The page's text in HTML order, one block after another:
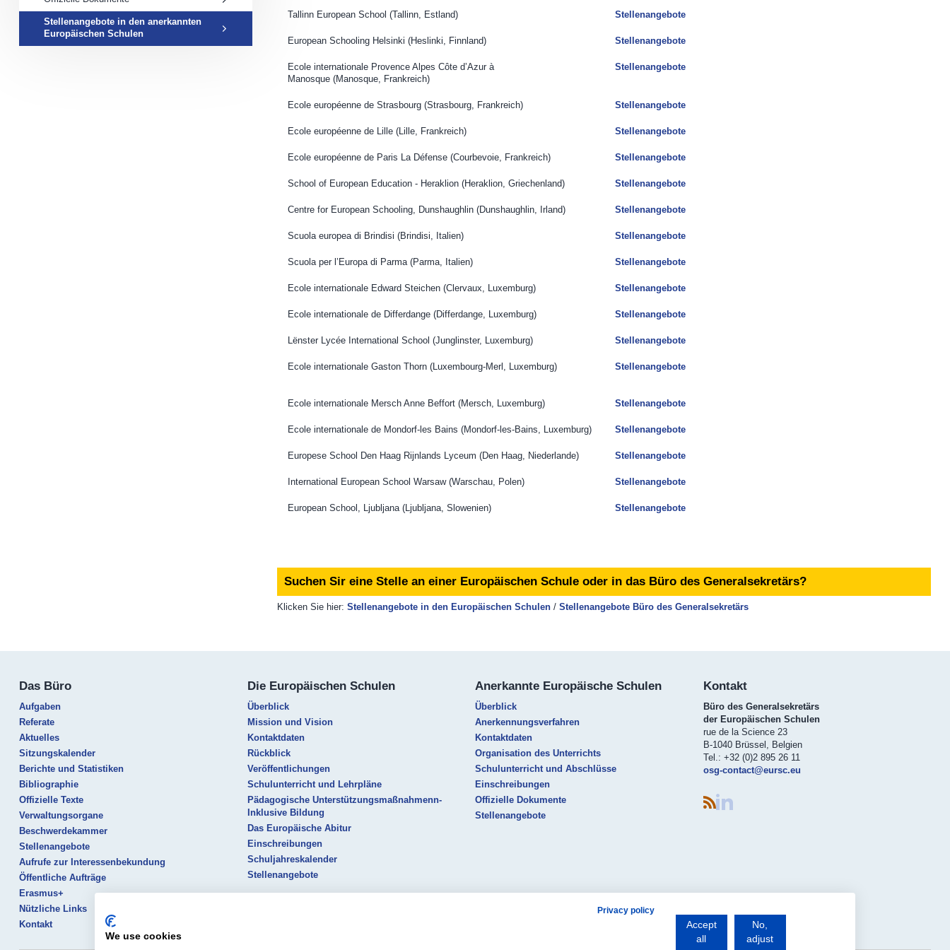
Privacy policy
We use cookies
Accept
all
No,
adjust
Stellenangebote in den anerkannten
Europäischen Schulen
​Tallinn European School (Tallinn, Estland) Stellenangebote
​European Schooling Helsinki (Heslinki, Finnland) ​Stellenangebote
​Ecole internationale Provence Alpes Côte d’Azur à
Manosque (Manosque,
Frankreich)
​Stellenangebote
​Ecole européenne de Strasbourg (Strasbourg, Frankreich) Stellenangebote
Ecole européenne de Lille (Lille, Frankreich) Stellenangebote
Ecole européenne de Paris La Défense​ (Courbevoie, Frankreich) Stellenangebote
​School of European Education - Heraklion (Heraklion, Griechenland) Stellenangebote
​Centre for European Schooling, Dunshaughlin (Dunshaughlin, Irland) Stellenangebote
​Scuola europea di Brindisi (Brindisi, Italien) Stellenangebote
Scuola per l’Europa di Parma​ (Parma, Italien) Stellenangebote
Ecole internationale Edward Steichen (Clervaux, Luxemburg) Stellenangebote
​Ecole internationale de Differdange (Differdange, Luxemburg) Stellenangebote
Lënster Lycée International School (Junglinster, Luxemburg) Stellenangebote
​Ecole internationale Gaston Thorn (Luxembourg-Merl, Luxemburg) Stellenangebote
​​E​cole internationale Mersch Anne Beffort (Mersch, Luxemburg) ​Stellenangebote
​Ecole internationale de Mondorf-les Bains (Mondorf-les-Bains, Luxemburg) Stellenangebote
​Europese School Den Haag Rijnlands Lyceum (Den Haag, Niederlande) Stellenangebote
​​International European School Warsaw (Warschau, Polen) Stellenangebote
​European School, Ljubljana (Ljubljana, Slowenien) Stellenangebote
Suchen Sir eine Stelle an einer Europäischen Schule oder in das Büro des Generalsekretärs​?
Klicken Sie hier: Stellenangebote in den ​Europäischen Schulen​ / ​ Stellenangebote Büro des Generalsekretärs ​
Das Büro
Aufgaben
Referate
Aktuelles
Sitzungskalender
Berichte und Statistiken
Bibliographie
Offizielle Texte
Verwaltungsorgane
Beschwerdekammer
Stellenangebote
Aufrufe zur Interessenbekundung
Öffentliche Aufträge
Erasmus+
Nützliche Links
Kontakt
Die Europäischen Schulen
Überblick
Mission und Vision
Kontaktdaten
Rückblick
Veröffentlichungen
Schulunterricht und Lehrpläne
Pädagogische Unterstützungsmaßnahmenn-
Inklusive Bildung
Das Europäische Abitur
Einschreibungen
Schuljahreskalender
Stellenangebote
Anerkannte Europäische Schulen
Überblick
Anerkennungsverfahren
Kontaktdaten
Organisation des Unterrichts
Schulunterricht und Abschlüsse
Einschreibungen
Offizielle Dokumente
Stellenangebote
K​ontakt
Büro des Generalsekretärs
der Europäischen Schulen
rue de la Science 23
B-1040 Brüssel, Belgien
Tel.: +32 (0)2 895 26 11
osg-contact@eursc.eu